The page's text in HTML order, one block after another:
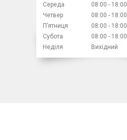
Середа
08:00
18:00
Четвер
08:00
18:00
Пʼятниця
08:00
18:00
Субота
08:00
18:00
Неділя
Вихідний